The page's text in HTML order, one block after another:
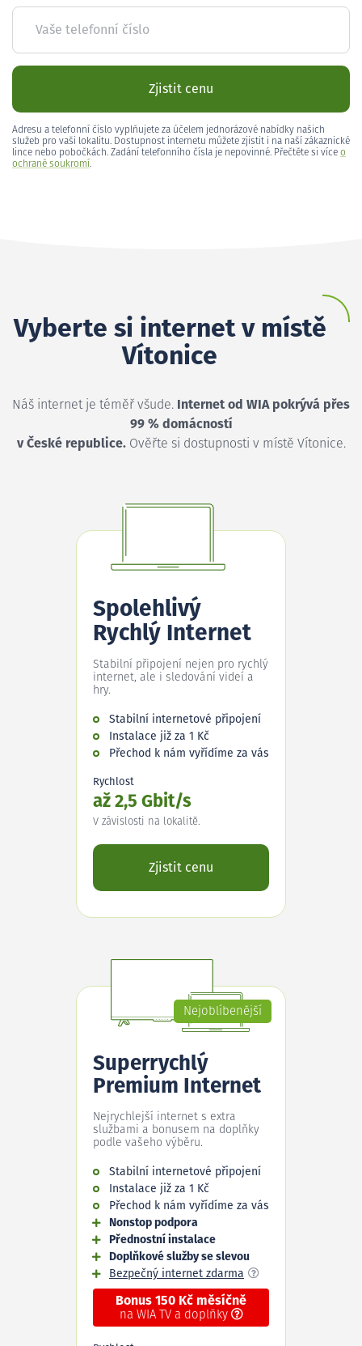
Vaše telefonní číslo
Zjistit cenu
Adresu a telefonní číslo vyplňujete za účelem jednorázové nabídky našich
služeb pro vaši lokalitu. Dostupnost internetu můžete zjistit i na naší zákaznické
lince nebo pobočkách. Zadání telefonního čísla je nepovinné. Přečtěte si více o
ochraně soukromí.
Vyberte si internet v místě
Vítonice
Náš internet je téměř všude. Internet od WIA pokrývá přes
99 % domácností
v České republice.Ověřte si dostupnosti v místě Vítonice.
Spolehlivý
Rychlý Internet
Stabilní připojení nejen pro rychlý
internet, ale i sledování videí a
hry.
Stabilní internetové připojení
Instalace již za 1 Kč
Přechod k nám vyřídíme za vás
Rychlost
až 2,5 Gbit/s
V závislosti na lokalitě.
Zjistit cenu
Nejoblíbenější
Superrychlý
Premium Internet
Nejrychlejší internet s extra
službami a bonusem na doplňky
podle vašeho výběru.
Stabilní internetové připojení
Instalace již za 1 Kč
Přechod k nám vyřídíme za vás
Nonstop podpora
Přednostní instalace
Doplňkové služby se slevou
Bezpečný internet zdarma
Bonus 150 Kč měsíčně
na WIA TV a doplňky